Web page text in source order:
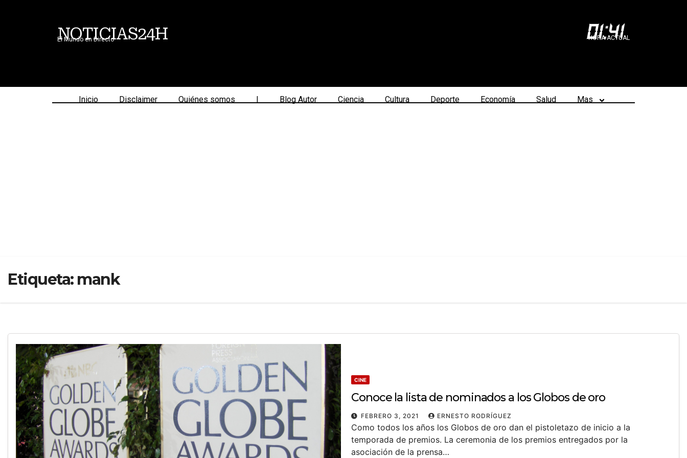
NOTICIAS24H
El Mundo en Directo 01:41
HORA ACTUAL
Inicio Disclaimer Quiénes somos | Blog Autor Ciencia Cultura Deporte Economía Salud Mas
Etiqueta: mank
CINE
Conoce la lista de nominados a los Globos de oro
FEBRERO 3, 2021 ERNESTO RODRÍGUEZ
Como todos los años los Globos de oro dan el pistoletazo de inicio a la
temporada de premios. La ceremonia de los premios entregados por la
asociación de la prensa…